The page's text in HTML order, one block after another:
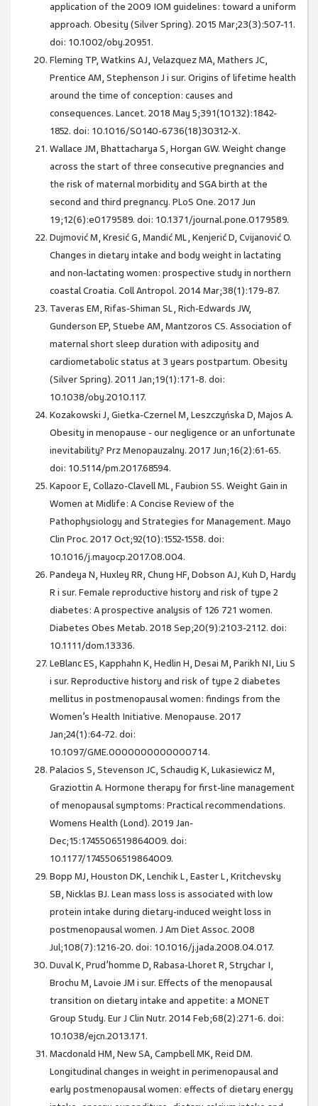
application of the 2009 IOM guidelines: toward a uniform
approach. Obesity (Silver Spring). 2015 Mar;23(3):507-11.
doi: 10.1002/oby.20951.
Fleming TP, Watkins AJ, Velazquez MA, Mathers JC,
Prentice AM, Stephenson J i sur. Origins of lifetime health
around the time of conception: causes and
consequences. Lancet. 2018 May 5;391(10132):1842-
1852. doi: 10.1016/S0140-6736(18)30312-X.
Wallace JM, Bhattacharya S, Horgan GW. Weight change
across the start of three consecutive pregnancies and
the risk of maternal morbidity and SGA birth at the
second and third pregnancy. PLoS One. 2017 Jun
19;12(6):e0179589. doi: 10.1371/journal.pone.0179589.
Dujmović M, Kresić G, Mandić ML, Kenjerić D, Cvijanović O.
Changes in dietary intake and body weight in lactating
and non-lactating women: prospective study in northern
coastal Croatia. Coll Antropol. 2014 Mar;38(1):179-87.
Taveras EM, Rifas-Shiman SL, Rich-Edwards JW,
Gunderson EP, Stuebe AM, Mantzoros CS. Association of
maternal short sleep duration with adiposity and
cardiometabolic status at 3 years postpartum. Obesity
(Silver Spring). 2011 Jan;19(1):171-8. doi:
10.1038/oby.2010.117.
Kozakowski J, Gietka-Czernel M, Leszczyńska D, Majos A.
Obesity in menopause - our negligence or an unfortunate
inevitability? Prz Menopauzalny. 2017 Jun;16(2):61-65.
doi: 10.5114/pm.2017.68594.
Kapoor E, Collazo-Clavell ML, Faubion SS. Weight Gain in
Women at Midlife: A Concise Review of the
Pathophysiology and Strategies for Management. Mayo
Clin Proc. 2017 Oct;92(10):1552-1558. doi:
10.1016/j.mayocp.2017.08.004.
Pandeya N, Huxley RR, Chung HF, Dobson AJ, Kuh D, Hardy
R i sur. Female reproductive history and risk of type 2
diabetes: A prospective analysis of 126 721 women.
Diabetes Obes Metab. 2018 Sep;20(9):2103-2112. doi:
10.1111/dom.13336.
LeBlanc ES, Kapphahn K, Hedlin H, Desai M, Parikh NI, Liu S
i sur. Reproductive history and risk of type 2 diabetes
mellitus in postmenopausal women: findings from the
Women’s Health Initiative. Menopause. 2017
Jan;24(1):64-72. doi:
10.1097/GME.0000000000000714.
Palacios S, Stevenson JC, Schaudig K, Lukasiewicz M,
Graziottin A. Hormone therapy for first-line management
of menopausal symptoms: Practical recommendations.
Womens Health (Lond). 2019 Jan-
Dec;15:1745506519864009. doi:
10.1177/1745506519864009.
Bopp MJ, Houston DK, Lenchik L, Easter L, Kritchevsky
SB, Nicklas BJ. Lean mass loss is associated with low
protein intake during dietary-induced weight loss in
postmenopausal women. J Am Diet Assoc. 2008
Jul;108(7):1216-20. doi: 10.1016/j.jada.2008.04.017.
Duval K, Prud’homme D, Rabasa-Lhoret R, Strychar I,
Brochu M, Lavoie JM i sur. Effects of the menopausal
transition on dietary intake and appetite: a MONET
Group Study. Eur J Clin Nutr. 2014 Feb;68(2):271-6. doi:
10.1038/ejcn.2013.171.
Macdonald HM, New SA, Campbell MK, Reid DM.
Longitudinal changes in weight in perimenopausal and
early postmenopausal women: effects of dietary energy